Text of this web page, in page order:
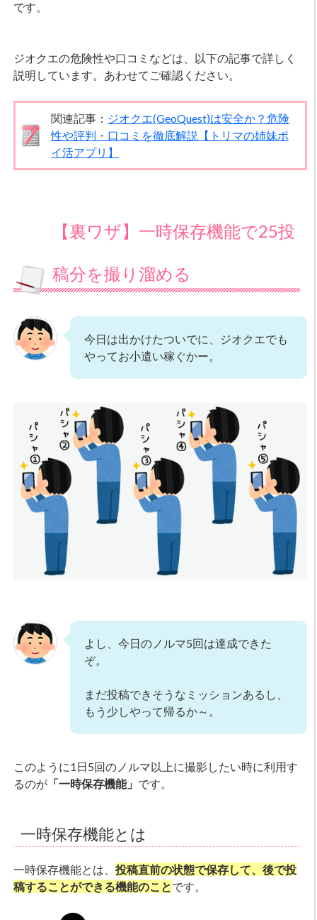
です。
ジオクエの危険性や口コミなどは、以下の記事で詳しく
説明しています。あわせてご確認ください。
関連記事： ジオクエ(GeoQuest)は安全か？危険
性や評判・口コミを徹底解説【トリマの姉妹ポ
イ活アプリ】
【裏ワザ】一時保存機能で25投
稿分を撮り溜める
今日は出かけたついでに、ジオクエでも
やってお小遣い稼ぐかー。
よし、今日のノルマ5回は達成できた
ぞ。
まだ投稿できそうなミッションあるし、
もう少しやって帰るか～。
このように1日5回のノルマ以上に撮影したい時に利用す
るのが「一時保存機能」 です。
一時保存機能とは
一時保存機能とは、 投稿直前の状態で保存して、後で投
稿することができる機能のことです。